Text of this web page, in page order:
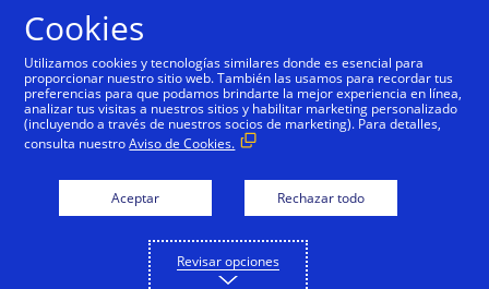
NOTAS DE PRENSA
Visa promueve
recuperación económica
de PYMES de América
Latina y el Caribe y
Cookies
Utilizamos cookies y tecnologías similares donde es esencial para
proporcionar nuestro sitio web. También las usamos para recordar tus
preferencias para que podamos brindarte la mejor experiencia en línea,
analizar tus visitas a nuestros sitios y habilitar marketing personalizado
(incluyendo a través de nuestros socios de marketing). Para detalles,
consulta nuestroAviso de Cookies.
Aceptar Rechazar todo
Revisar opciones